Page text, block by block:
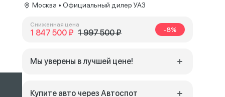
Москва • Официальный дилер УАЗ
Сниженная цена
1 847 500 ₽ 1 997 500 ₽ -8%
Мы уверены в лучшей цене!
Купите авто через Автоспот